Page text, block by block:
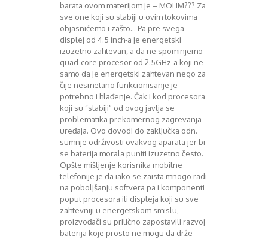
April 2017
Maj 2017
Juli 2017
August 2017
Oktobar 2017
Decembar 2017
Maj 2018
Juni 2018
Juli 2018
August 2018
Oktobar 2018
Novembar 2018
Februar 2019
Juni 2019
barata ovom materijom je – MOLIM??? Za
sve one koji su slabiji u ovim tokovima
objasnićemo i zašto… Pa pre svega
displej od 4.5 inch-a je energetski
izuzetno zahtevan, a da ne spominjemo
quad-core procesor od 2.5GHz-a koji ne
samo da je energetski zahtevan nego za
čije nesmetano funkcionisanje je
potrebno i hlađenje. Čak i kod procesora
koji su “slabiji” od ovog javlja se
problematika prekomernog zagrevanja
uređaja. Ovo dovodi do zaključka odn.
sumnje održivosti ovakvog aparata jer bi
se baterija morala puniti izuzetno često.
Opšte mišljenje korisnika mobilne
telefonije je da iako se zaista mnogo radi
na poboljšanju softvera pa i komponenti
poput procesora ili displeja koji su sve
zahtevniji u energetskom smislu,
proizvođači su prilično zapostavili razvoj
baterija koje prosto ne mogu da drže